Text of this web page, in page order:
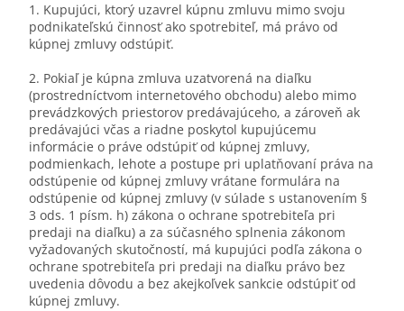
1. Kupujúci, ktorý uzavrel kúpnu zmluvu mimo svoju
podnikateľskú činnosť ako spotrebiteľ, má právo od
kúpnej zmluvy odstúpiť.
2. Pokiaľ je kúpna zmluva uzatvorená na diaľku
(prostredníctvom internetového obchodu) alebo mimo
prevádzkových priestorov predávajúceho, a zároveň ak
predávajúci včas a riadne poskytol kupujúcemu
informácie o práve odstúpiť od kúpnej zmluvy,
podmienkach, lehote a postupe pri uplatňovaní práva na
odstúpenie od kúpnej zmluvy vrátane formulára na
odstúpenie od kúpnej zmluvy (v súlade s ustanovením §
3 ods. 1 písm. h) zákona o ochrane spotrebiteľa pri
predaji na diaľku) a za súčasného splnenia zákonom
vyžadovaných skutočností, má kupujúci podľa zákona o
ochrane spotrebiteľa pri predaji na diaľku právo bez
uvedenia dôvodu a bez akejkoľvek sankcie odstúpiť od
kúpnej zmluvy.